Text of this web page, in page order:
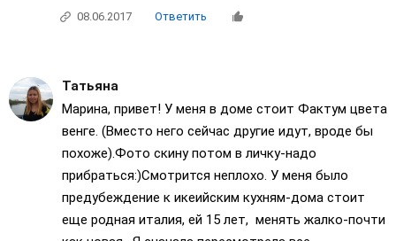
08.06.2017 Ответить
Татьяна
Марина, привет! У меня в доме стоит Фактум цвета
венге. (Вместо него сейчас другие идут, вроде бы
похоже).Фото скину потом в личку-надо
прибраться:)Смотрится неплохо. У меня было
предубеждение к икеийским кухням-дома стоит
еще родная италия, ей 15 лет, менять жалко-почти